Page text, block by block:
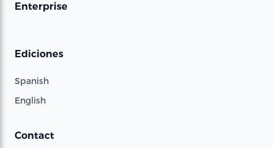
Enterprise
Ediciones
Spanish
English
Contact